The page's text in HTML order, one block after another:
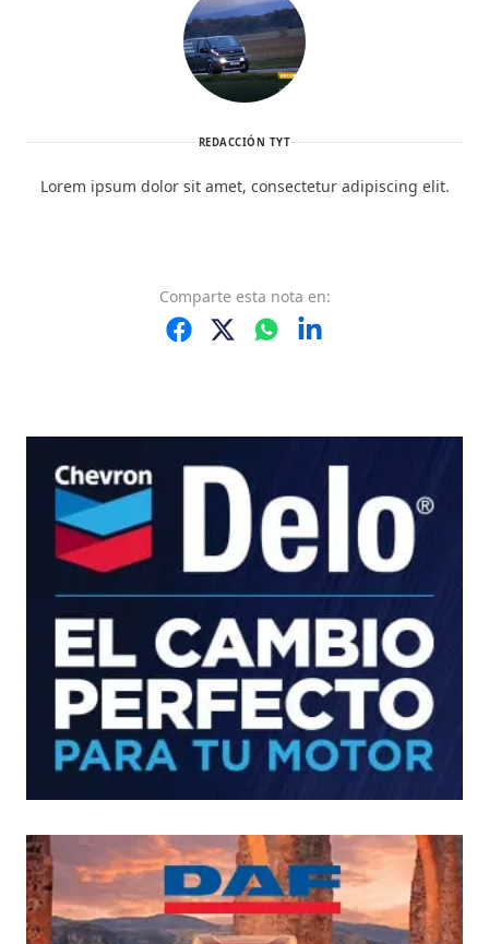
REDACCIÓN TYT
Lorem ipsum dolor sit amet, consectetur adipiscing elit.
Comparte esta nota en: